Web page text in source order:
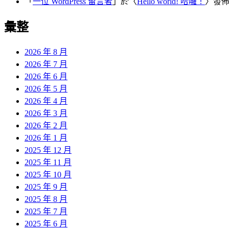
彙整
2026 年 8 月
2026 年 7 月
2026 年 6 月
2026 年 5 月
2026 年 4 月
2026 年 3 月
2026 年 2 月
2026 年 1 月
2025 年 12 月
2025 年 11 月
2025 年 10 月
2025 年 9 月
2025 年 8 月
2025 年 7 月
2025 年 6 月